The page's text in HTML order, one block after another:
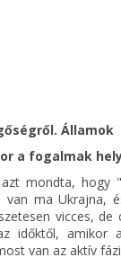
Államok
a fogalmak
mondta, hogy
van ma Ukrajna,
vicces, de
időktől, amikor
van az aktív